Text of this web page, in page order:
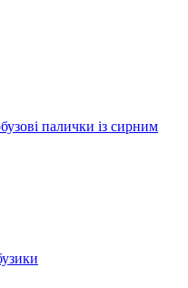
палички із сирним